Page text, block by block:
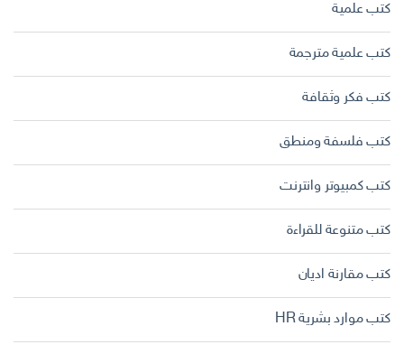
كتب علمية
كتب علمية مترجمة
كتب فكر وثقافة
كتب فلسفة ومنطق
كتب كمبيوتر وانترنت
كتب متنوعة للقراءة
كتب مقارنة اديان
كتب موارد بشرية HR